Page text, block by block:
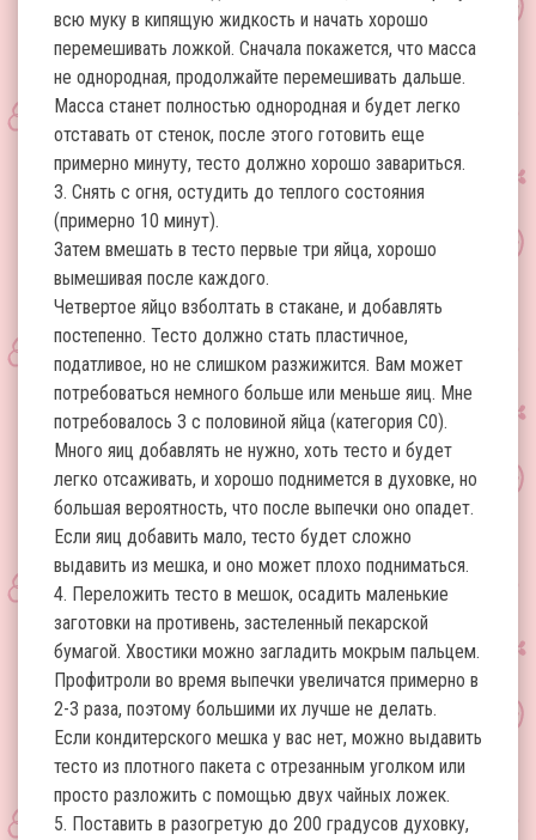
всю муку в кипящую жидкость и начать хорошо
перемешивать ложкой. Сначала покажется, что масса
не однородная, продолжайте перемешивать дальше.
Масса станет полностью однородная и будет легко
отставать от стенок, после этого готовить еще
примерно минуту, тесто должно хорошо завариться.
3. Снять с огня, остудить до теплого состояния
(примерно 10 минут).
Затем вмешать в тесто первые три яйца, хорошо
вымешивая после каждого.
Четвертое яйцо взболтать в стакане, и добавлять
постепенно. Тесто должно стать пластичное,
податливое, но не слишком разжижится. Вам может
потребоваться немного больше или меньше яиц. Мне
потребовалось 3 с половиной яйца (категория С0).
Много яиц добавлять не нужно, хоть тесто и будет
легко отсаживать, и хорошо поднимется в духовке, но
большая вероятность, что после выпечки оно опадет.
Если яиц добавить мало, тесто будет сложно
выдавить из мешка, и оно может плохо подниматься.
4. Переложить тесто в мешок, осадить маленькие
заготовки на противень, застеленный пекарской
бумагой. Хвостики можно загладить мокрым пальцем.
Профитроли во время выпечки увеличатся примерно в
2-3 раза, поэтому большими их лучше не делать.
Если кондитерского мешка у вас нет, можно выдавить
тесто из плотного пакета с отрезанным уголком или
просто разложить с помощью двух чайных ложек.
5. Поставить в разогретую до 200 градусов духовку,